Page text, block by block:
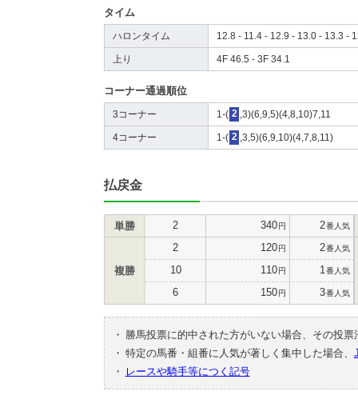
タイム
ハロンタイム 12.8 - 11.4 - 12.9 - 13.0 - 13.3 -
上り 4F 46.5 - 3F 34.1
コーナー通過順位
3コーナー 1-( 2 ,3)(6,9,5)(4,8,10)7,11
4コーナー 1-( 2 ,3,5)(6,9,10)(4,7,8,11)
払戻金
単勝 2 340円 2番人気
複勝
2 120円 2番人気
10 110円 1 番人気
6 150円 3番人気
・
勝馬投票に的中された方がいない場合、その投
・ 特定の馬番・組番に人気が著しく集中した場合、
・
レースや騎手等につく記号